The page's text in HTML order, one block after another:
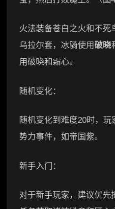
火法装备苍白之火和不死
乌拉尔套，冰骑使用破晓
用破晓和霜心。
随机变化：
随机变化到难度20时，
势力事件，如帝国紫。
新手入门：
对于新手玩家，建议优先